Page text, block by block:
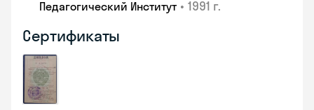
Педагогический Институт • 1991 г.
Сертификаты